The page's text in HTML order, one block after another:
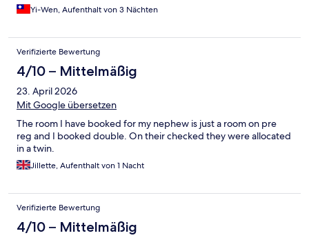
Yi-Wen, Aufenthalt von 3 Nächten
Verifizierte Bewertung
4/10 – Mittelmäßig
23. April 2026
Mit Google übersetzen
The room I have booked for my nephew is just a room on pre
reg and I booked double. On their checked they were allocated
in a twin.
Jillette, Aufenthalt von 1 Nacht
Verifizierte Bewertung
4/10 – Mittelmäßig